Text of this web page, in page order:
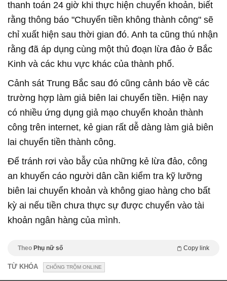
thanh toán 24 giờ khi thực hiện chuyển khoản, biết
rằng thông báo "Chuyển tiền không thành công" sẽ
chỉ xuất hiện sau thời gian đó. Anh ta cũng thú nhận
rằng đã áp dụng cùng một thủ đoạn lừa đảo ở Bắc
Kinh và các khu vực khác của thành phố.
Cảnh sát Trung Bắc sau đó cũng cảnh báo về các
trường hợp làm giả biên lai chuyển tiền. Hiện nay
có nhiều ứng dụng giả mạo chuyển khoản thành
công trên internet, kẻ gian rất dễ dàng làm giả biên
lai chuyển tiền thành công.
Để tránh rơi vào bẫy của những kẻ lừa đảo, công
an khuyến cáo người dân cần kiểm tra kỹ lưỡng
biên lai chuyển khoản và không giao hàng cho bất
kỳ ai nếu tiền chưa thực sự được chuyển vào tài
khoản ngân hàng của mình.
Theo Phụ nữ số Copy link
TỪ KHÓA CHỐNG TRỘM ONLINE